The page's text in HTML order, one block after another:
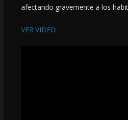
afectando gravemente a los
VER VIDEO